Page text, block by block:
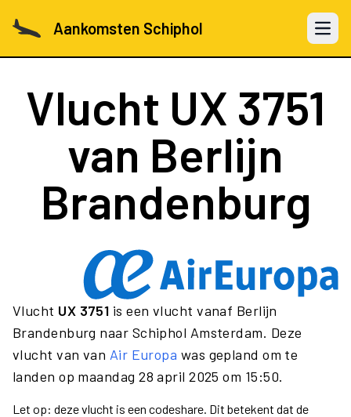
Aankomsten Schiphol Open
Vlucht UX 3751
van Berlijn
Brandenburg
Vlucht UX 3751 is een vlucht vanaf Berlijn
Brandenburg naar Schiphol Amsterdam. Deze
vlucht van van Air Europa was gepland om te
landen op maandag 28 april 2025 om 15:50.
Let op: deze vlucht is een codeshare. Dit betekent dat de